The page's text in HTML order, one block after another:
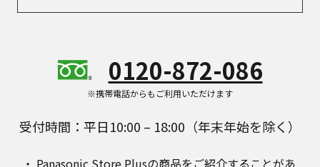
0120-872-086
※携帯電話からもご利用いただけます
受付時間：平日10:00 – 18:00（年末年始を除く）
Panasonic Store Plusの商品をご紹介することがあ